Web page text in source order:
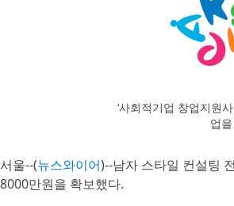
‘사회적기업 창업지원
업
서울--(뉴스와이어)--남자 스타일 컨설팅
8000만원을 확보했다.